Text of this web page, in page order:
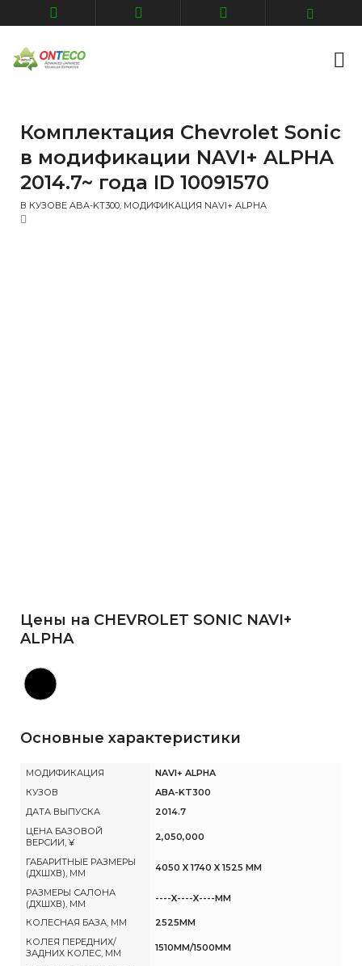
Комплектация Chevrolet Sonic
в модификации NAVI+ ALPHA
2014.7~ года ID 10091570
В КУЗОВЕ ABA-KT300, МОДИФИКАЦИЯ NAVI+ ALPHA
Цены на CHEVROLET SONIC NAVI+
ALPHA
Основные характеристики
МОДИФИКАЦИЯ
NAVI+ ALPHA
КУЗОВ
ABA-KT300
ДАТА ВЫПУСКА
2014.7
ЦЕНА БАЗОВОЙ
ВЕРСИИ, ¥
2,050,000
ГАБАРИТНЫЕ РАЗМЕРЫ
(ДХШХВ), ММ
4050 X 1740 X 1525 MM
РАЗМЕРЫ САЛОНА
(ДХШХВ), ММ
----X----X----MM
КОЛЕСНАЯ БАЗА, ММ
2525MM
КОЛЕЯ ПЕРЕДНИХ/
ЗАДНИХ КОЛЕС, ММ
1510MM/1500MM